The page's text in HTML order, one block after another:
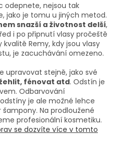
odepnete, nejsou tak
jako je tomu u jiných metod.
snazší a životnost delší,
i po připnutí vlasy pročeště
kvalitě Remy, kdy jsou vlasy
je zacuchávání omezeno.
upravovat stejně, jako své
fénovat atd. Odstín je
Odbarvování
je ale možné lehce
Na prodloužené
profesionální kosmetiku.
se dozvíte více v tomto